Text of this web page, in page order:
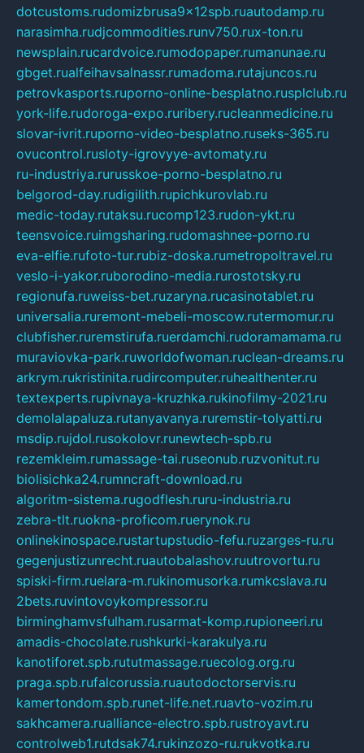
dotcustoms.rudomizbrusa9x12spb.ruautodamp.ru
narasimha.rudjcommodities.runv750.rux-ton.ru
newsplain.rucardvoice.rumodopaper.rumanunae.ru
gbget.rualfeihavsalnassr.rumadoma.rutajuncos.ru
petrovkasports.ruporno-online-besplatno.rusplclub.ru
york-life.rudoroga-expo.ruribery.rucleanmedicine.ru
slovar-ivrit.ruporno-video-besplatno.ruseks-365.ru
ovucontrol.rusloty-igrovyye-avtomaty.ru
ru-industriya.rurusskoe-porno-besplatno.ru
belgorod-day.rudigilith.rupichkurovlab.ru
medic-today.rutaksu.rucomp123.rudon-ykt.ru
teensvoice.ruimgsharing.rudomashnee-porno.ru
eva-elfie.rufoto-tur.rubiz-doska.rumetropoltravel.ru
veslo-i-yakor.ruborodino-media.rurostotsky.ru
regionufa.ruweiss-bet.ruzaryna.rucasinotablet.ru
universalia.ruremont-mebeli-moscow.rutermomur.ru
clubfisher.ruremstirufa.ruerdamchi.rudoramamama.ru
muraviovka-park.ruworldofwoman.ruclean-dreams.ru
arkrym.rukristinita.rudircomputer.ruhealthenter.ru
textexperts.rupivnaya-kruzhka.rukinofilmy-2021.ru
demolalapaluza.rutanyavanya.ruremstir-tolyatti.ru
msdip.rujdol.rusokolovr.runewtech-spb.ru
rezemkleim.rumassage-tai.ruseonub.ruzvonitut.ru
biolisichka24.rumncraft-download.ru
algoritm-sistema.rugodflesh.ruru-industria.ru
zebra-tlt.ruokna-proficom.ruerynok.ru
onlinekinospace.rustartupstudio-fefu.ruzarges-ru.ru
gegenjustizunrecht.ruautobalashov.ruutrovortu.ru
spiski-firm.ruelara-m.rukinomusorka.rumkcslava.ru
2bets.ruvintovoykompressor.ru
birminghamvsfulham.rusarmat-komp.rupioneeri.ru
amadis-chocolate.rushkurki-karakulya.ru
kanotiforet.spb.rututmassage.ruecolog.org.ru
praga.spb.rufalcorussia.ruautodoctorservis.ru
kamertondom.spb.runet-life.net.ruavto-vozim.ru
sakhcamera.rualliance-electro.spb.rustroyavt.ru
controlweb1.rutdsak74.rukinzozo-ru.rukvotka.ru